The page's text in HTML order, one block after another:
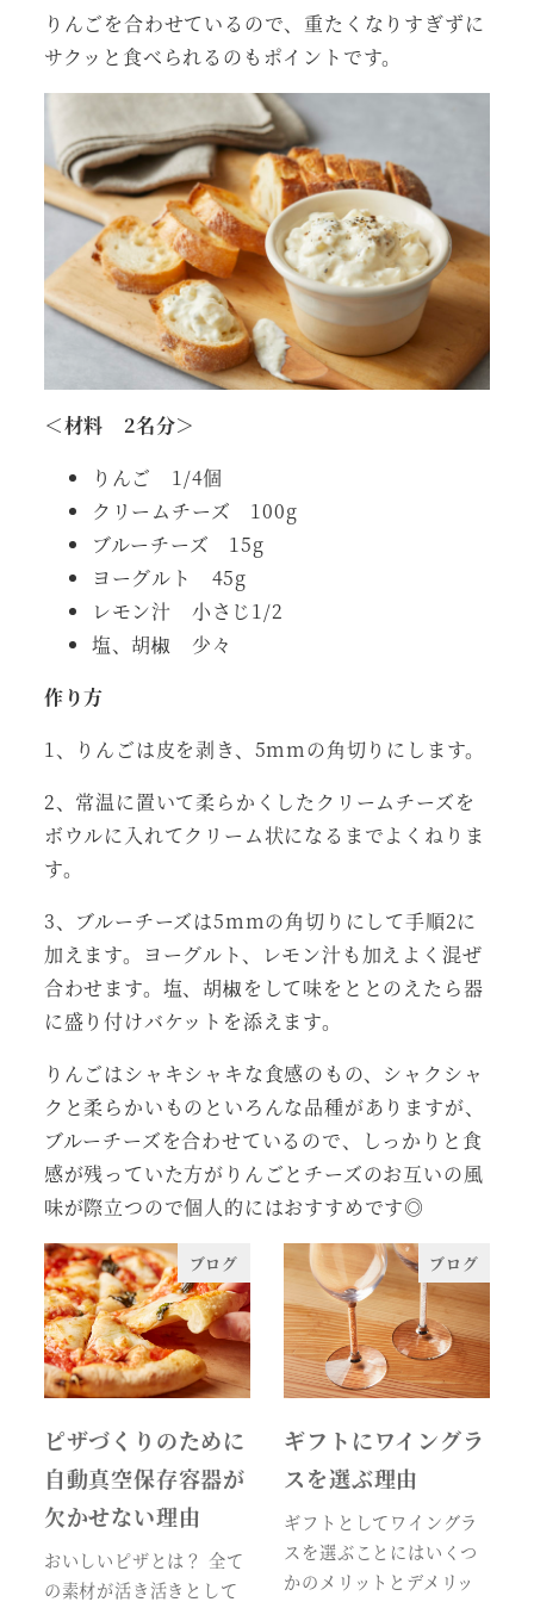
りんごを合わせているので、重たくなりすぎずに
サクッと食べられるのもポイントです。
＜材料 2名分＞
りんご 1/4個
クリームチーズ 100g
ブルーチーズ 15g
ヨーグルト 45g
レモン汁 小さじ1/2
塩、胡椒 少々
作り方
1、りんごは皮を剥き、5mmの角切りにします。
2、常温に置いて柔らかくしたクリームチーズを
ボウルに入れてクリーム状になるまでよくねりま
す。
3、ブルーチーズは5mmの角切りにして手順2に
加えます。ヨーグルト、レモン汁も加えよく混ぜ
合わせます。塩、胡椒をして味をととのえたら器
に盛り付けバケットを添えます。
りんごはシャキシャキな食感のもの、シャクシャ
クと柔らかいものといろんな品種がありますが、
ブルーチーズを合わせているので、しっかりと食
感が残っていた方がりんごとチーズのお互いの風
味が際立つので個人的にはおすすめです◎
ブログ
ピザづくりのために
自動真空保存容器が
欠かせない理由
おいしいピザとは？ 全て
の素材が活き活きとして
ブログ
ギフトにワイングラ
スを選ぶ理由
ギフトとしてワイングラ
スを選ぶことにはいくつ
かのメリットとデメリッ